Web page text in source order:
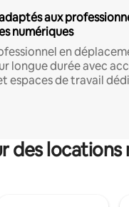
aux
numériques
en
longue durée avec
espaces de travail
des